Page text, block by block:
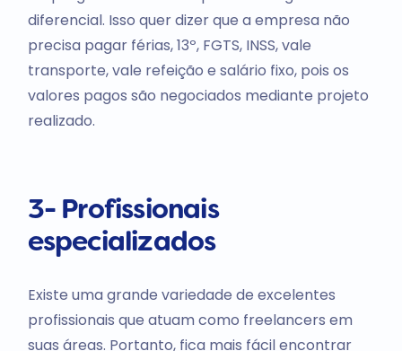
diferencial. Isso quer dizer que a empresa não
precisa pagar férias, 13º, FGTS, INSS, vale
transporte, vale refeição e salário fixo, pois os
valores pagos são negociados mediante projeto
realizado.
3- Profissionais
especializados
Existe uma grande variedade de excelentes
profissionais que atuam como freelancers em
suas áreas. Portanto, fica mais fácil encontrar